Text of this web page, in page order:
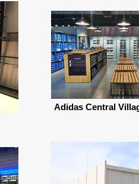
Adidas Central